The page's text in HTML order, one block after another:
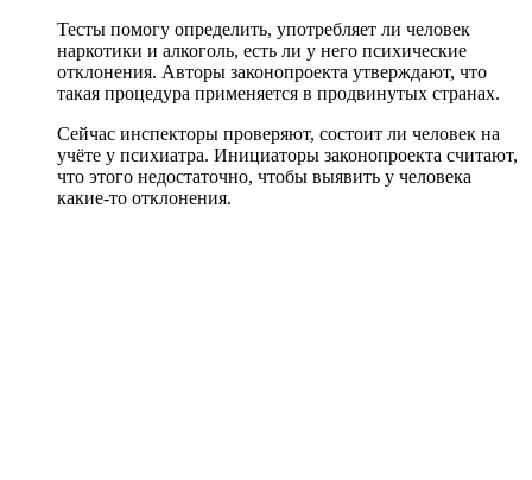
Тесты помогу определить, употребляет ли человек
наркотики и алкоголь, есть ли у него психические
отклонения. Авторы законопроекта утверждают, что
такая процедура применяется в продвинутых странах.
Сейчас инспекторы проверяют, состоит ли человек на
учёте у психиатра. Инициаторы законопроекта считают,
что этого недостаточно, чтобы выявить у человека
какие-то отклонения.